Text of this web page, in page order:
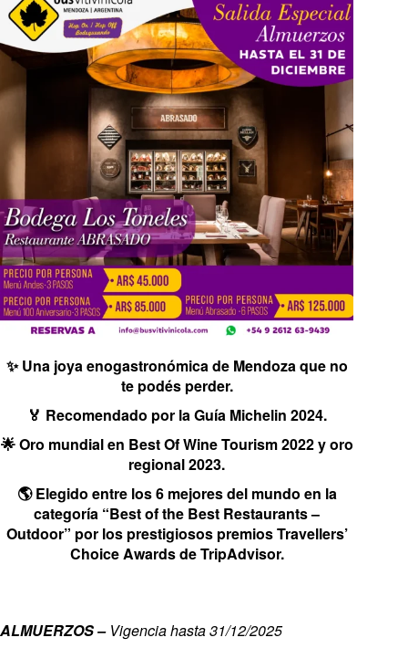
✨ Una joya enogastronómica de Mendoza que no
te podés perder.
🏅 Recomendado por la Guía Michelin 2024.
🌟 Oro mundial en Best Of Wine Tourism 2022 y oro
regional 2023.
🌎 Elegido entre los 6 mejores del mundo en la
categoría “Best of the Best Restaurants –
Outdoor” por los prestigiosos premios Travellers’
Choice Awards de TripAdvisor.
ALMUERZOS –Vigencia hasta 31/12/2025